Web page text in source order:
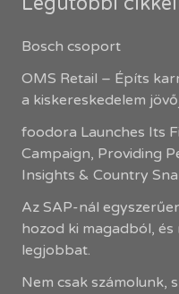
Bosch csoport
OMS Retail – Építs
a kiskereskedelem
foodora Launches Its
Campaign, Providing
Insights & Country
Az SAP-nál
hozod ki magadból,
legjobbat.
Nem csak számolunk,